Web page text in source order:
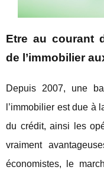
Etre au courant
de l’immobilier
Depuis 2007, une
l’immobilier est due à
du crédit, ainsi les
vraiment
économistes, le